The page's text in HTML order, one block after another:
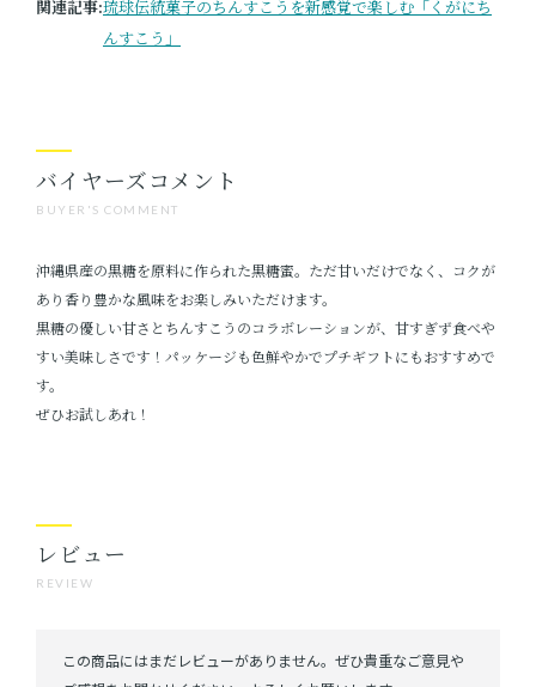
関連記事:琉球伝統菓子のちんすこうを新感覚で楽しむ「くがにち
んすこう」
BUYER'S COMMENT
バイヤーズコメント
沖縄県産の黒糖を原料に作られた黒糖蜜。ただ甘いだけでなく、コクが
あり香り豊かな風味をお楽しみいただけます。
黒糖の優しい甘さとちんすこうのコラボレーションが、甘すぎず食べや
すい美味しさです！パッケージも色鮮やかでプチギフトにもおすすめで
す。
ぜひお試しあれ！
REVIEW
レビュー